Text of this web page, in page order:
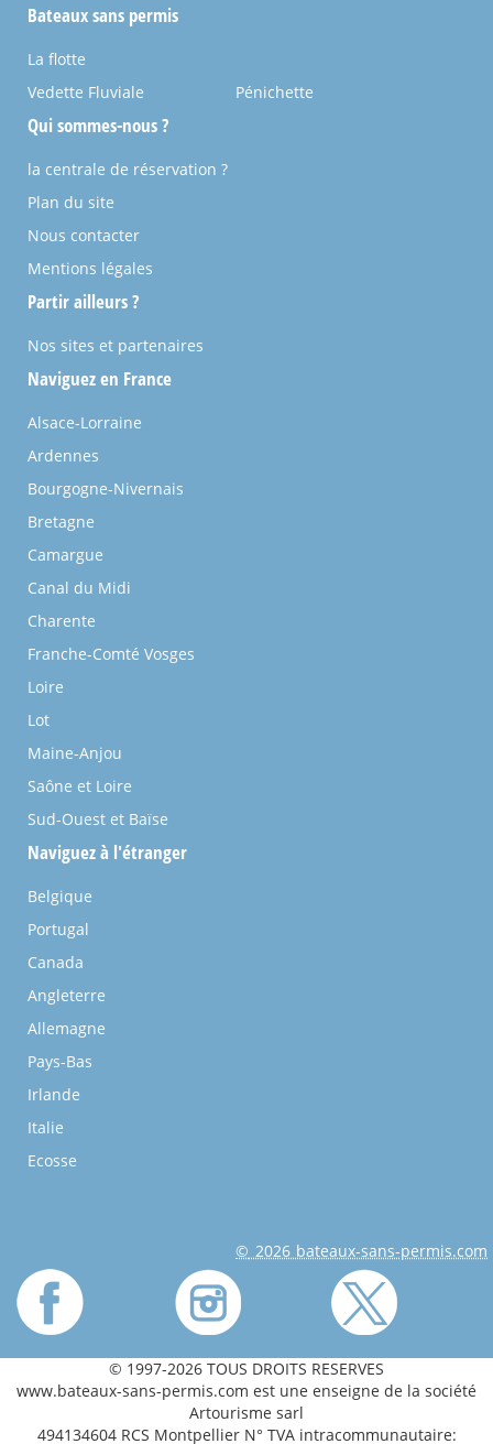
Bateaux sans permis
La flotte
Vedette Fluviale
Pénichette
Qui sommes-nous ?
la centrale de réservation ?
Plan du site
Nous contacter
Mentions légales
Partir ailleurs ?
Nos sites et partenaires
Naviguez en France
Alsace-Lorraine
Ardennes
Bourgogne-Nivernais
Bretagne
Camargue
Canal du Midi
Charente
Franche-Comté Vosges
Loire
Lot
Maine-Anjou
Saône et Loire
Sud-Ouest et Baïse
Naviguez à l'étranger
Belgique
Portugal
Canada
Angleterre
Allemagne
Pays-Bas
Irlande
Italie
Ecosse
© 2026 bateaux-sans-permis.com
© 1997-2026 TOUS DROITS RESERVES
www.bateaux-sans-permis.com est une enseigne de la société
Artourisme sarl
494134604 RCS Montpellier N° TVA intracommunautaire: